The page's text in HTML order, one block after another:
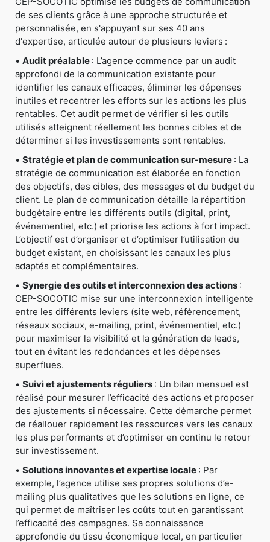
de ses clients grâce à une approche structurée et
personnalisée, en s'appuyant sur ses 40 ans
d'expertise, articulée autour de plusieurs leviers :
• Audit préalable : L’agence commence par un audit
approfondi de la communication existante pour
identifier les canaux efficaces, éliminer les dépenses
inutiles et recentrer les efforts sur les actions les plus
rentables. Cet audit permet de vérifier si les outils
utilisés atteignent réellement les bonnes cibles et de
déterminer si les investissements sont rentables.
• Stratégie et plan de communication sur-mesure : La
stratégie de communication est élaborée en fonction
des objectifs, des cibles, des messages et du budget du
client. Le plan de communication détaille la répartition
budgétaire entre les différents outils (digital, print,
événementiel, etc.) et priorise les actions à fort impact.
L’objectif est d’organiser et d’optimiser l’utilisation du
budget existant, en choisissant les canaux les plus
adaptés et complémentaires.
• Synergie des outils et interconnexion des actions :
CEP-SOCOTIC mise sur une interconnexion intelligente
entre les différents leviers (site web, référencement,
réseaux sociaux, e-mailing, print, événementiel, etc.)
pour maximiser la visibilité et la génération de leads,
tout en évitant les redondances et les dépenses
superflues.
• Suivi et ajustements réguliers : Un bilan mensuel est
réalisé pour mesurer l’efficacité des actions et proposer
des ajustements si nécessaire. Cette démarche permet
de réallouer rapidement les ressources vers les canaux
les plus performants et d’optimiser en continu le retour
sur investissement.
• Solutions innovantes et expertise locale : Par
exemple, l’agence utilise ses propres solutions d’e-
mailing plus qualitatives que les solutions en ligne, ce
qui permet de maîtriser les coûts tout en garantissant
l’efficacité des campagnes. Sa connaissance
approfondie du tissu économique local, en particulier